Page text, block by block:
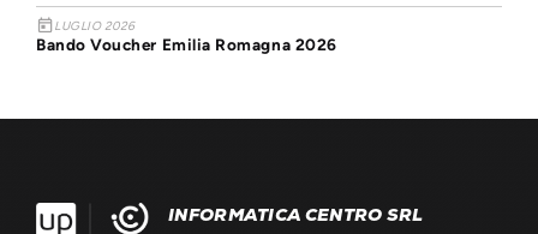
today LUGLIO 2026
Bando Voucher Emilia Romagna 2026
INFORMATICA CENTRO SRL